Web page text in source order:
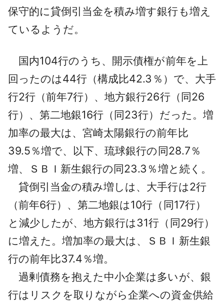
保守的に貸倒引当金を積み増す銀行も増え
ているようだ。
国内104行のうち、開示債権が前年を上
回ったのは44行（構成比42.3％）で、大手
行2行（前年7行）、地方銀行26行（同26
行）、第二地銀16行（同23行）だった。増
加率の最大は、宮崎太陽銀行の前年比
39.5％増で、以下、琉球銀行の同28.7％
増、ＳＢＩ新生銀行の同23.3％増と続く。
貸倒引当金の積み増しは、大手行は2行
（前年6行）、第二地銀は10行（同17行）
と減少したが、地方銀行は31行（同29行）
に増えた。増加率の最大は、ＳＢＩ新生銀
行の前年比37.4％増。
過剰債務を抱えた中小企業は多いが、銀
行はリスクを取りながら企業への資金供給